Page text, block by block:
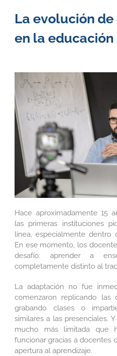
La evolución
en la
Hace aproximadamente 15
las primeras instituciones
línea, especialmente dentro
En ese momento, los
desafío: aprender a
completamente distinto al
La adaptación no fue
comenzaron replicando las
grabando clases o
similares a las presenciales.
mucho más limitada que
funcionar gracias a docentes
apertura al aprendizaje.